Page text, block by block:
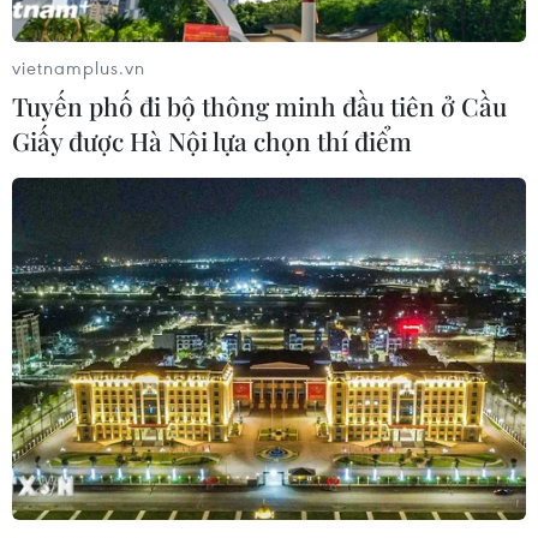
Quảng Ninh ra mắt trang Zalo tiếp nhận
phản ánh về trật tự an toàn giao thông
11/07/2024 11:27
Đây là bước đi mới của Công an Quảng Ninh trong
thực hiện chuyển đổi số nhằm tăng cường hơn nữa
công tác bảo đảm trật tự an toàn giao thông, góp phần
giữ vững an ninh trật tự trên địa bàn.
vietnamplus.vn
Tuyến phố đi bộ thông minh đầu tiên ở Cầu
Giấy được Hà Nội lựa chọn thí điểm